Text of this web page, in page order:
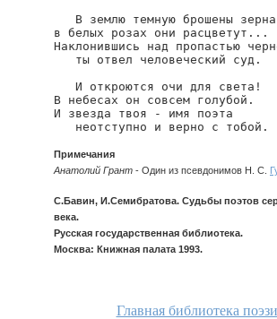
В землю темную брошены
в белых розах они расцветут...
Наклонившись над пропастью
   ты отвел человеческий суд.
   И откроются очи для света!
В небесах он совсем голубой.
И звезда твоя - имя поэта
   неотступно и верно с тобой.
Примечания
Анатолий Грант - Один из псевдонимов Н. С.
С.Бавин, И.Семибратова. Судьбы поэтов
века.
Русская государственная библиотека.
Москва: Книжная палата 1993.
Главная библиотека